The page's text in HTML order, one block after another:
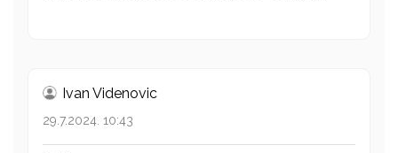
Ivan Videnovic
29.7.2024. 10:43